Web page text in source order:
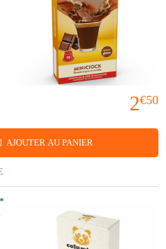
2€50
AJOUTER AU PANIER